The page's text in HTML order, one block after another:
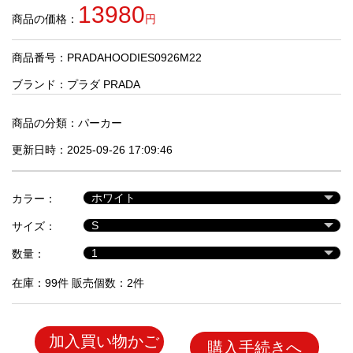
人
気
商
セ
ル
品
商品の価格： 13980円
商品番号：PRADAHOODIES0926M22
ブランド： プラダ PRADA
商品の分類： パーカー
更新日時：2025-09-26 17:09:46
カラー：
サイズ：
数量：
在庫：99件 販売個数：2件
加入買い物かご 購入手続きへ